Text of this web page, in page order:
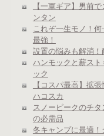
【一軍ギア】男前
ンタン
これぞ一生モノ！
最強！
設置の悩みも解消！
ハンモックと薪ス
ック
【コスパ最高】拡
ハコスカ
スノーピークのチ
の必需品
冬キャンプに最適